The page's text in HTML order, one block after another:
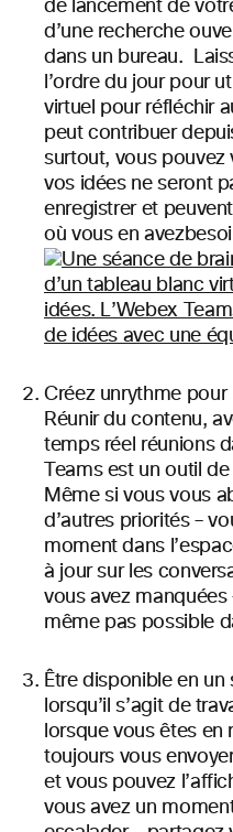
de lancement de
d’une recherche
dans un bureau.
l’ordre du jour pour
virtuel pour réfléchir
peut contribuer
surtout, vous pouvez
vos idées ne seront
enregistrer et
où vous en avez
Créez unrythme pour
Réunir du contenu,
temps réel réunions
Teams est un outil
Même si vous vous
d’autres priorités –
moment dans
à jour sur les
vous avez
même pas possible
Être disponible en
lorsqu’il s’agit de
lorsque vous êtes en
toujours vous
et vous pouvez
vous avez un